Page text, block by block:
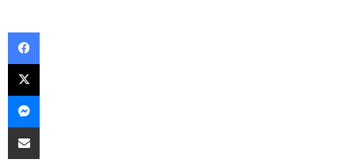
Facebook
X
Messenger
Podijeli putem E-maila